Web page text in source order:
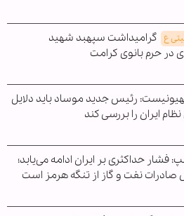
ع گرامیداشت سپهبد شهید
در حرم بانوی کرامت
رئیس جدید موساد باید دلایل
ایران را بررسی کند
فشار حداکثری بر ایران ادامه می‌یابد؛
صادرات نفت و گاز از تنگه هرمز است